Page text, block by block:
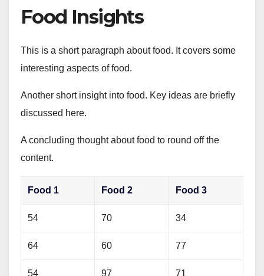
Food Insights
This is a short paragraph about food. It covers some
interesting aspects of food.
Another short insight into food. Key ideas are briefly
discussed here.
A concluding thought about food to round off the
content.
Food 1 Food 2 Food 3
54 70 34
64 60 77
54 97 71